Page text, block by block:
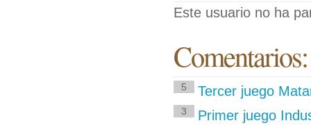
Este usuario no ha
5 Tercer juego
3 Primer juego